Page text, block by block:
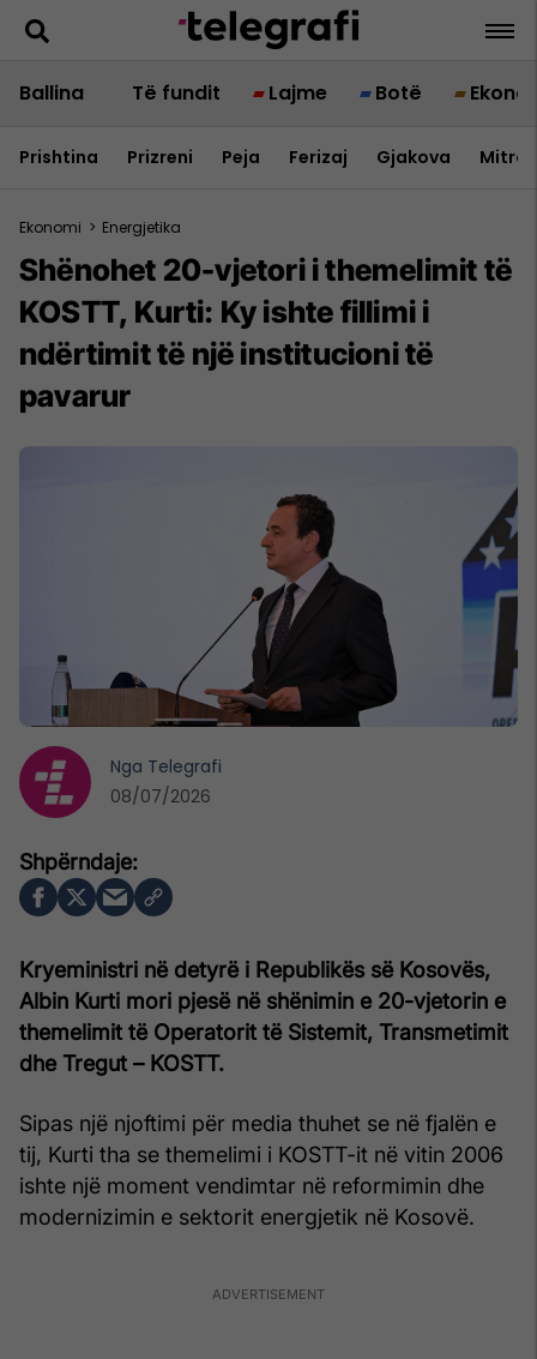
Ballina Të fundit Lajme Botë
Prishtina Prizreni Peja Ferizaj Gjakova
Ekonomi > Energjetika
Shënohet 20-vjetori i themelimit të
KOSTT, Kurti: Ky ishte fillimi i
ndërtimit të një institucioni të
pavarur
Kryeministri në detyrë i Republikës së Kosovës,
Albin Kurti mori pjesë në shënimin e 20-vjetorin e
themelimit të Operatorit të Sistemit, Transmetimit
dhe Tregut – KOSTT.
Sipas një njoftimi për media thuhet se në fjalën e
tij, Kurti tha se themelimi i KOSTT-it në vitin 2006
ishte një moment vendimtar në reformimin dhe
modernizimin e sektorit energjetik në Kosovë.
Nga Telegrafi
08/07/2026